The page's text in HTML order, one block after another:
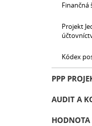
Finančná
Projekt
Kódex
PPP
AUDIT A
HODNOTA